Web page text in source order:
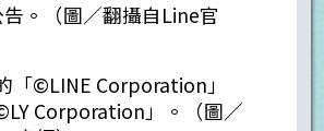
「©LINE Corporation」
Corporation」。（圖／